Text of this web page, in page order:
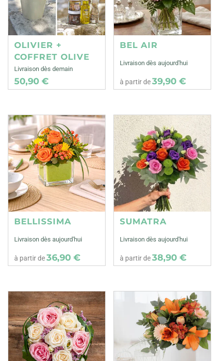
OLIVIER +
COFFRET OLIVE
Livraison dès demain
50,90 €
BEL AIR
Livraison dès aujourd'hui
à partir de39,90 €
BELLISSIMA
Livraison dès aujourd'hui
à partir de36,90 €
SUMATRA
Livraison dès aujourd'hui
à partir de38,90 €